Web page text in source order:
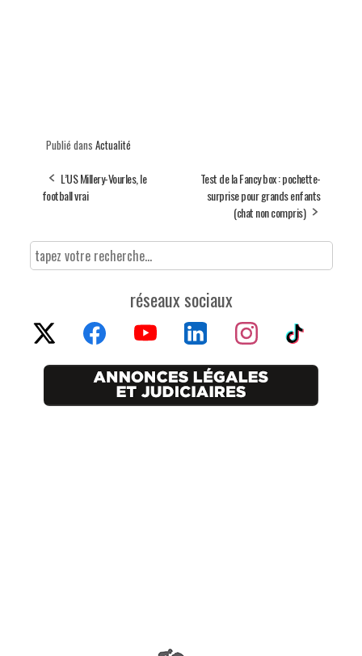
Publié dans Actualité
L’US Millery-Vourles, le
football vrai
Test de la Fancy box : pochette-
surprise pour grands enfants
(chat non compris)
réseaux sociaux